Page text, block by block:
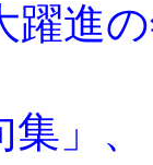
躍進
」、